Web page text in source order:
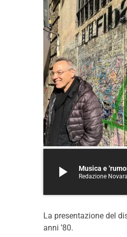
play_arrow Musica e
Redazione
La presentazione del
anni ’80.